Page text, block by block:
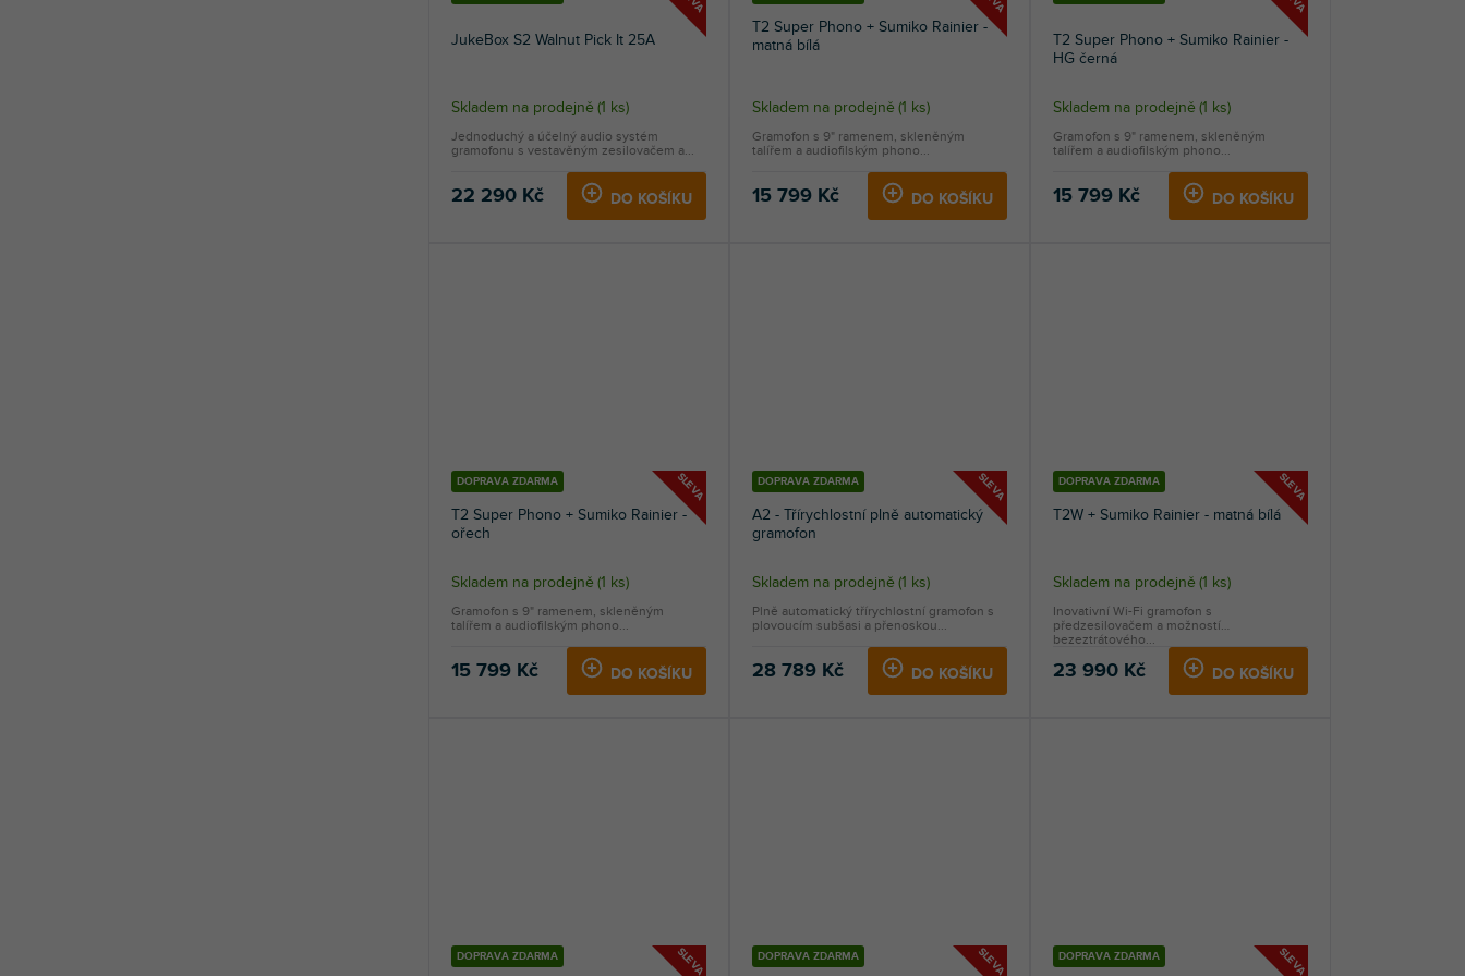
JukeBox S2 Walnut Pick It 25A
Skladem na prodejně (1 ks)
22 290 Kč DO KOŠÍKU
Jednoduchý a účelný audio systém
gramofonu s vestavěným zesilovačem a...
T2 Super Phono + Sumiko Rainier -
matná bílá
Průměrné
produktu
5,0
Skladem na prodejně (1 ks)
15 799 Kč DO KOŠÍKU
Gramofon s 9" ramenem, skleněným
talířem a audiofilským phono...
T2 Super Phono + Sumiko Rainier -
HG černá
Skladem na prodejně (1 ks)
15 799 Kč DO KOŠÍKU
Gramofon s 9" ramenem, skleněným
talířem a audiofilským phono...
SLEVA
DOPRAVA ZDARMA
T2 Super Phono + Sumiko Rainier -
ořech
Skladem na prodejně (1 ks)
15 799 Kč DO KOŠÍKU
Gramofon s 9" ramenem, skleněným
talířem a audiofilským phono...
SLEVA
DOPRAVA ZDARMA
A2 - Třírychlostní plně automatický
gramofon
Skladem na prodejně (1 ks)
28 789 Kč DO KOŠÍKU
Plně automatický třírychlostní gramofon s
plovoucím subšasi a přenoskou...
SLEVA
DOPRAVA ZDARMA
T2W + Sumiko Rainier - matná bílá
Skladem na prodejně (1 ks)
23 990 Kč DO KOŠÍKU
Inovativní Wi-Fi gramofon s
předzesilovačem a možností
bezeztrátového...
SLEVA
DOPRAVA ZDARMA SLEVA
DOPRAVA ZDARMA SLEVA
DOPRAVA ZDARMA